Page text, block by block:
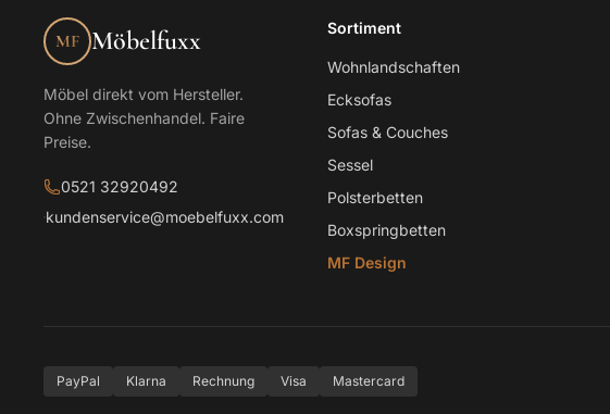
MF Möbelfuxx
Möbel direkt vom Hersteller.
Ohne Zwischenhandel. Faire
Preise.
0521 32920492
kundenservice@moebelfuxx.com
Sortiment
Wohnlandschaften
Ecksofas
Sofas & Couches
Sessel
Polsterbetten
Boxspringbetten
MF Design
PayPal Klarna Rechnung Visa Mastercard